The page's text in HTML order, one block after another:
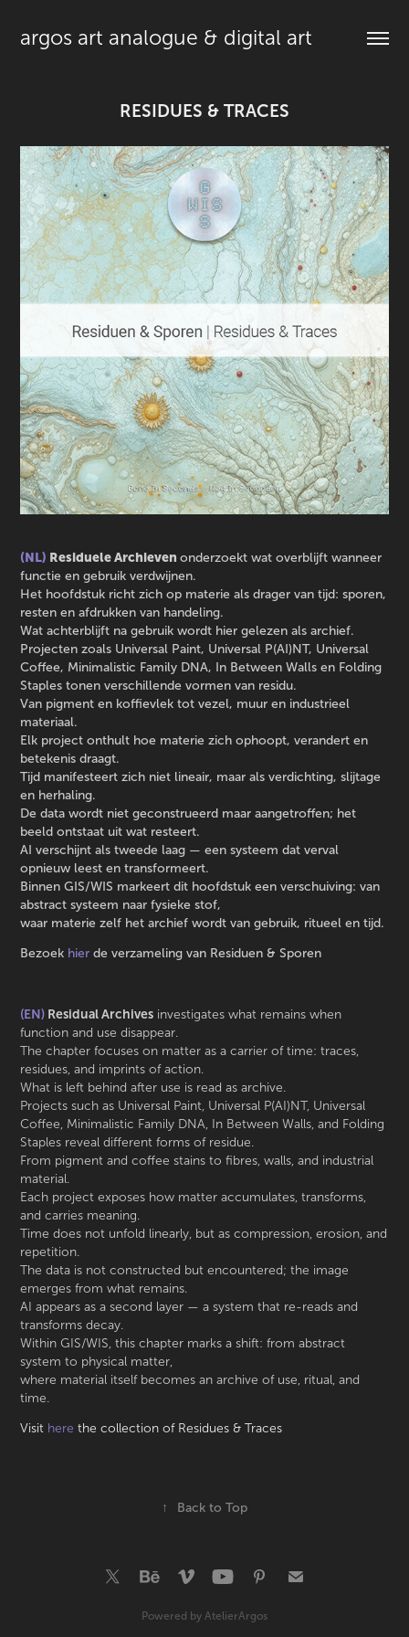
argos art analogue & digital art
RESIDUES & TRACES
(NL) Residuele Archievenonderzoekt wat overblijft wanneer
functie en gebruik verdwijnen.
Het hoofdstuk richt zich op materie als drager van tijd: sporen,
resten en afdrukken van handeling.
Wat achterblijft na gebruik wordt hier gelezen als archief.
Projecten zoals Universal Paint, Universal P(AI)NT, Universal
Coffee, Minimalistic Family DNA, In Between Walls en Folding
Staples tonen verschillende vormen van residu.
Van pigment en koffievlek tot vezel, muur en industrieel
materiaal.
Elk project onthult hoe materie zich ophoopt, verandert en
betekenis draagt.
Tijd manifesteert zich niet lineair, maar als verdichting, slijtage
en herhaling.
De data wordt niet geconstrueerd maar aangetroffen; het
beeld ontstaat uit wat resteert.
AI verschijnt als tweede laag — een systeem dat verval
opnieuw leest en transformeert.
Binnen GIS/WIS markeert dit hoofdstuk een verschuiving: van
abstract systeem naar fysieke stof,
waar materie zelf het archief wordt van gebruik, ritueel en tijd.
Bezoek hier de verzameling van Residuen & Sporen
(EN) Residual Archives investigates what remains when
function and use disappear.
The chapter focuses on matter as a carrier of time: traces,
residues, and imprints of action.
What is left behind after use is read as archive.
Projects such as Universal Paint, Universal P(AI)NT, Universal
Coffee, Minimalistic Family DNA, In Between Walls, and Folding
Staples reveal different forms of residue.
From pigment and coffee stains to fibres, walls, and industrial
material.
Each project exposes how matter accumulates, transforms,
and carries meaning.
Time does not unfold linearly, but as compression, erosion, and
repetition.
The data is not constructed but encountered; the image
emerges from what remains.
AI appears as a second layer — a system that re-reads and
transforms decay.
Within GIS/WIS, this chapter marks a shift: from abstract
system to physical matter,
where material itself becomes an archive of use, ritual, and
time.
Visit here the collection of Residues & Traces
↑ Back to Top
Powered by AtelierArgos